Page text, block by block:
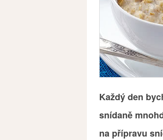
Každý den
snídaně
na přípravu